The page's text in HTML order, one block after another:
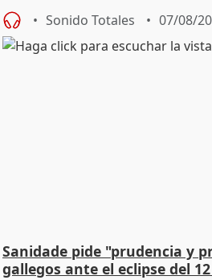
Sonido Totales 07/08/
Sanidade pide "prudencia y
gallegos ante el eclipse del